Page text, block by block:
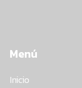
Menú
Inicio